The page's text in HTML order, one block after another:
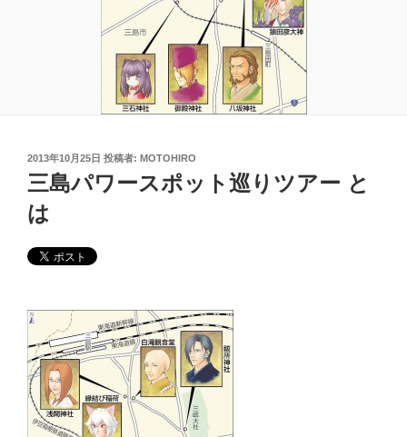
投
稿
日:
2013年10月25日 投稿者: MOTOHIRO
三島パワースポット巡りツアー と
は